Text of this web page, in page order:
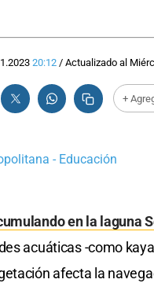
20:12/ Actualizado al
+
- Educación
en la laguna
acuáticas -como
afecta la